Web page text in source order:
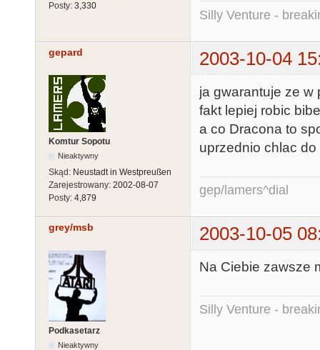
Posty: 3,330
Silly Venture -
gepard 2003-10-04
Komtur Sopotu
Nieaktywny
Skąd: Neustadt in Westpreußen
Zarejestrowany: 2002-08-07
Posty: 4,879
ja gwarantuje ze w
fakt lepiej robic
a co Dracona to
uprzednio chlac
gep/lamers^dial
grey/msb 2003-10-05
Podkasetarz
Nieaktywny
Na Ciebie zawsze
Silly Venture -